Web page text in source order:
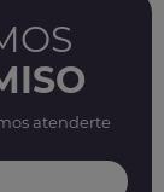
atenderte